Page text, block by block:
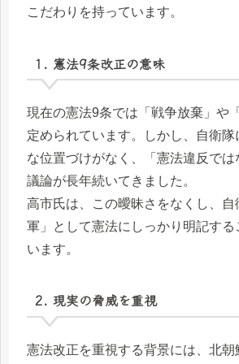
こだわりを持っています。
1. 憲法9条改正の意味
現在の憲法9条では「戦争放棄」や
定められています。しかし、自衛隊
な位置づけがなく、「憲法違反では
議論が長年続いてきました。
高市氏は、この曖昧さをなくし、自
軍」として憲法にしっかり明記する
います。
2. 現実の脅威を重視
憲法改正を重視する背景には、北朝